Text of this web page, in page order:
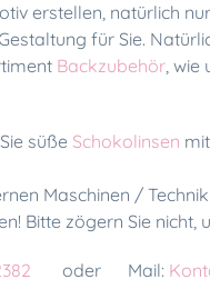
erstellen, natürlich
für Sie.
Backzubehör, wie
süße Schokolinsen
Maschinen /
Bitte zögern Sie
oder Mail: